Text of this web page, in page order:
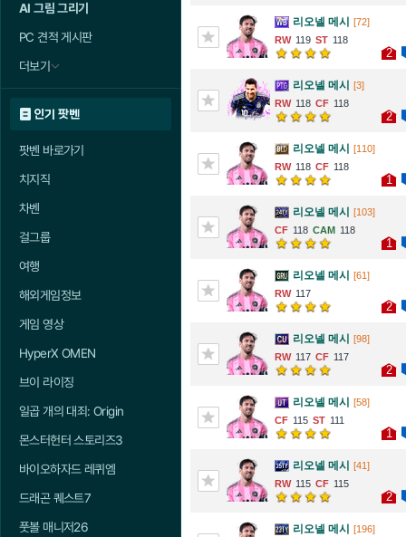
AI 그림 그리기
PC 견적 게시판
더보기
인기 팟벤
팟벤 바로가기
치지직
차벤
걸그룹
여행
해외게임정보
게임 영상
HyperX OMEN
브이 라이징
일곱 개의 대죄: Origin
몬스터헌터 스토리즈3
바이오하자드 레퀴엠
드래곤 퀘스트7
풋볼 매니저26
리오넬 메시
[72]
119
118
2
리오넬 메시
[3]
118
118
2
리오넬 메시
[110]
118
118
1
리오넬 메시
[103]
118
118
1
리오넬 메시
[61]
117
2
리오넬 메시
[98]
117
117
2
리오넬 메시
[58]
115
111
1
리오넬 메시
[41]
115
115
2
리오넬 메시
[196]